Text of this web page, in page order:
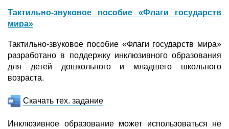
Тактильно-звуковое пособие «Флаги государств
мира»
Тактильно-звуковое пособие «Флаги государств мира»
разработано в поддержку инклюзивного образования
для детей дошкольного и младшего школьного
возраста.
Скачать тех. задание
Инклюзивное образование может использоваться не